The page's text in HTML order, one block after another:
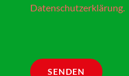
Datenschutzerklärung.